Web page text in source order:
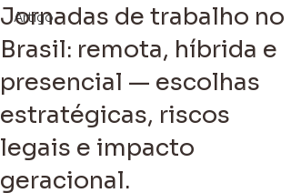
Artigo
Jornadas de trabalho no
Brasil: remota, híbrida e
presencial — escolhas
estratégicas, riscos
legais e impacto
geracional.